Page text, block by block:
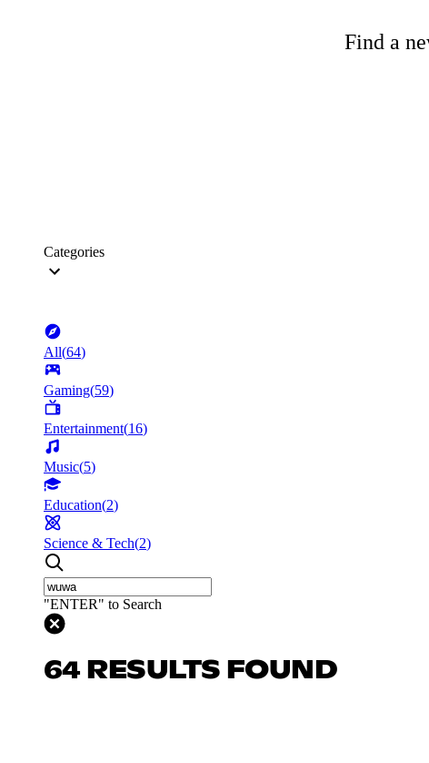
Find a
Categories
All(64)
Gaming(59)
Entertainment(16)
Music(5)
Education(2)
Science & Tech(2)
"ENTER" to Search
64 RESULTS FOUND